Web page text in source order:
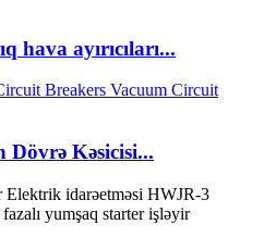
hava ayırıcıları...
Dövrə Kəsicisi...